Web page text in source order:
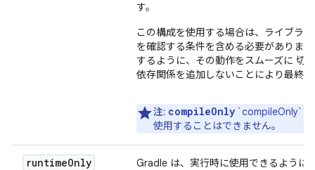
す。
この構成を使用する場合は、ライブラ
を確認する条件を含める必要がありま
するように、その動作をスムーズに 切
依存関係を追加しないことにより最終
注: compileOnly`compileOnly` 構
使用することはできません。
runtimeOnly
Gradle は、実行時に使用できるように